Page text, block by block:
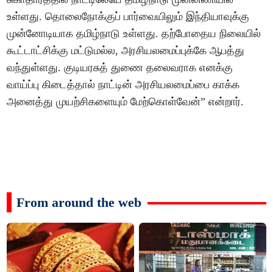
உள்ளது. தொலைநோக்குப் பார்வையிலும் இந்தியாவுக்கு
முன்னோடியாக தமிழ்நாடு உள்ளது. தற்போதைய நிலையில்
கூட்டாட்சிக்கு மட்டுமல்ல, அரசியலமைப்புக்கே ஆபத்து
வந்துள்ளது. குடியரசுத் துணை தலைவராக எனக்கு
வாய்ப்பு கிடைத்தால் நாட்டின் அரசியலமைப்பை காக்க
அனைத்து முயற்சிகளையும் மேற்கொள்வேன்” என்றார்.
From around the web